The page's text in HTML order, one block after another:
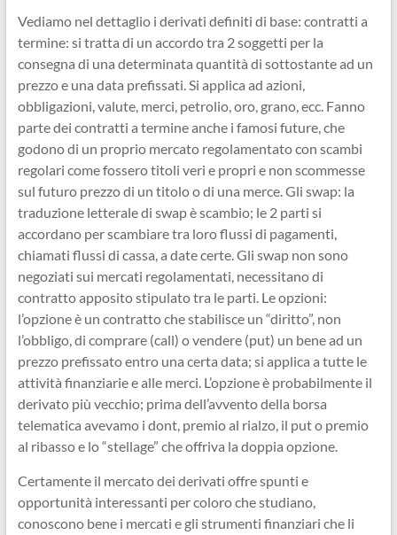
Vediamo nel dettaglio i derivati definiti di base: contratti a
termine: si tratta di un accordo tra 2 soggetti per la
consegna di una determinata quantità di sottostante ad un
prezzo e una data prefissati. Si applica ad azioni,
obbligazioni, valute, merci, petrolio, oro, grano, ecc. Fanno
parte dei contratti a termine anche i famosi future, che
godono di un proprio mercato regolamentato con scambi
regolari come fossero titoli veri e propri e non scommesse
sul futuro prezzo di un titolo o di una merce. Gli swap: la
traduzione letterale di swap è scambio; le 2 parti si
accordano per scambiare tra loro flussi di pagamenti,
chiamati flussi di cassa, a date certe. Gli swap non sono
negoziati sui mercati regolamentati, necessitano di
contratto apposito stipulato tra le parti. Le opzioni:
l’opzione è un contratto che stabilisce un “diritto”, non
l’obbligo, di comprare (call) o vendere (put) un bene ad un
prezzo prefissato entro una certa data; si applica a tutte le
attività finanziarie e alle merci. L’opzione è probabilmente il
derivato più vecchio; prima dell’avvento della borsa
telematica avevamo i dont, premio al rialzo, il put o premio
al ribasso e lo “stellage” che offriva la doppia opzione.
Certamente il mercato dei derivati offre spunti e
opportunità interessanti per coloro che studiano,
conoscono bene i mercati e gli strumenti finanziari che li